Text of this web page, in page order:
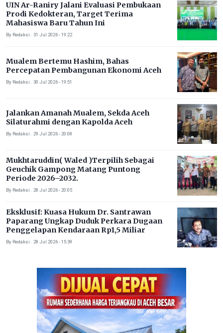
UIN Ar-Raniry Jalani Evaluasi Pembukaan
Prodi Kedokteran, Target Terima
Mahasiswa Baru Tahun Ini
By Redaksi . 31 Jul 2026 - 19:22
Mualem Bertemu Hashim, Bahas
Percepatan Pembangunan Ekonomi Aceh
By Redaksi . 30 Jul 2026 - 19:51
Jalankan Amanah Mualem, Sekda Aceh
Silaturahmi dengan Kapolda Aceh
By Redaksi . 29 Jul 2026 - 20:08
Mukhtaruddin( Waled )Terpilih Sebagai
Geuchik Gampong Matang Puntong
Periode 2026–2032.
By Redaksi . 28 Jul 2026 - 20:05
Eksklusif: Kuasa Hukum Dr. Santrawan
Paparang Ungkap Duduk Perkara Dugaan
Penggelapan Kendaraan Rp1,5 Miliar
By Redaksi . 28 Jul 2026 - 15:39